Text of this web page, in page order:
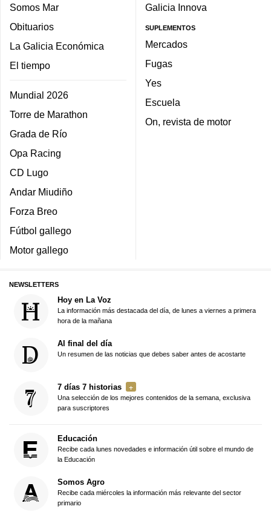
Somos Mar
Obituarios
La Galicia Económica
El tiempo
Mundial 2026
Torre de Marathon
Grada de Río
Opa Racing
CD Lugo
Andar Miudiño
Forza Breo
Fútbol gallego
Motor gallego
Galicia Innova
SUPLEMENTOS
Mercados
Fugas
Yes
Escuela
On, revista de motor
NEWSLETTERS
Hoy en La Voz
La información más destacada del día, de lunes a viernes a primera
hora de la mañana
Al final del día
Un resumen de las noticias que debes saber antes de acostarte
7 días 7 historias
Una selección de los mejores contenidos de la semana, exclusiva
para suscriptores
Educación
Recibe cada lunes novedades e información útil sobre el mundo de
la Educación
Somos Agro
Recibe cada miércoles la información más relevante del sector
primario